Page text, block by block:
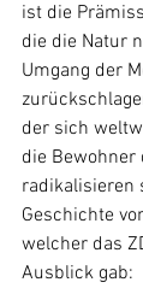
ist die
die die Natur
Umgang der
der sich
die Bewohner
radikalisieren
Geschichte
welcher das
Ausblick gab: